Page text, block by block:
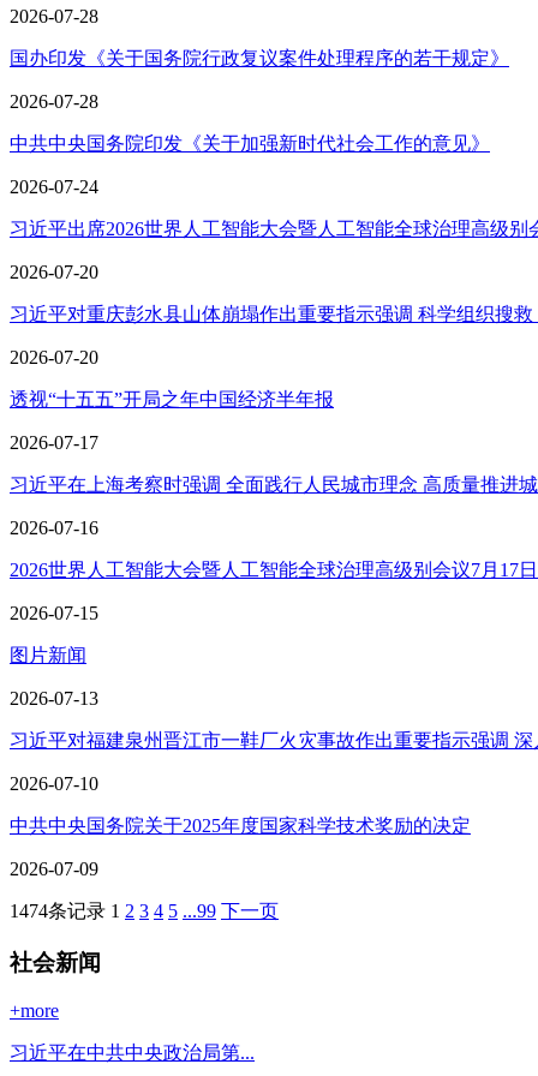
2026-07-28
国办印发《关于国务院行政复议案件处理程序的若干规定》
2026-07-28
中共中央国务院印发《关于加强新时代社会工作的意见》
2026-07-24
习近平出席2026世界人工智能大会暨人工智能全球治理高级别
2026-07-20
习近平对重庆彭水县山体崩塌作出重要指示强调 科学组织搜救
2026-07-20
透视“十五五”开局之年中国经济半年报
2026-07-17
习近平在上海考察时强调 全面践行人民城市理念 高质量推进
2026-07-16
2026世界人工智能大会暨人工智能全球治理高级别会议7月17
2026-07-15
图片新闻
2026-07-13
习近平对福建泉州晋江市一鞋厂火灾事故作出重要指示强调 深
2026-07-10
中共中央国务院关于2025年度国家科学技术奖励的决定
2026-07-09
1474条记录 1 2 3 4 5 ...99 下一页
社会新闻
+more
习近平在中共中央政治局第...